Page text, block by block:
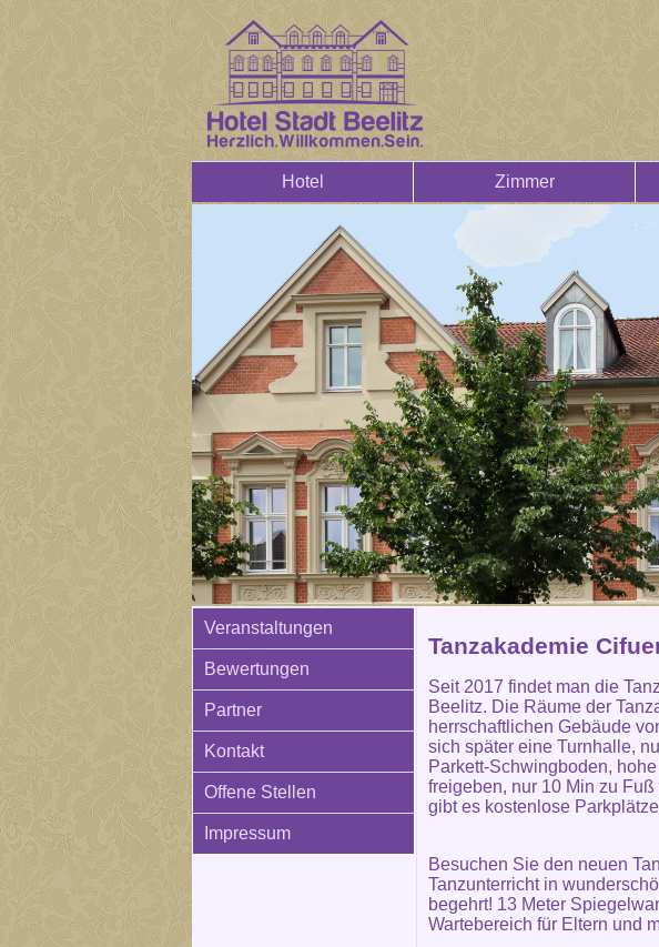
Hotel Zimmer
Veranstaltungen
Bewertungen
Partner
Kontakt
Offene Stellen
Impressum
Tanzakademie
Seit 2017 findet man die
Beelitz. Die Räume der
herrschaftlichen Gebäude
sich später eine Turnhalle,
Parkett-Schwingboden,
freigeben, nur 10 Min zu
gibt es kostenlose
Besuchen Sie den neuen
Tanzunterricht in
begehrt! 13 Meter
Wartebereich für Eltern und